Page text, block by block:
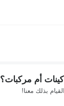
أم مركبات؟
بذلك معنا!